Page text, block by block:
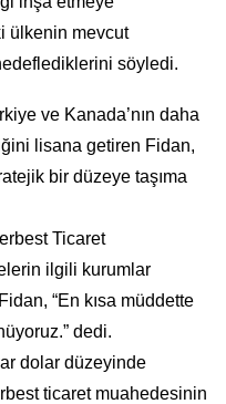
ülkenin mevcut
söyledi.
ve Kanada’nın daha
lisana getiren Fidan,
bir düzeye taşıma
Ticaret
ilgili kurumlar
“En kısa müddette
dedi.
dolar düzeyinde
ticaret muahedesinin